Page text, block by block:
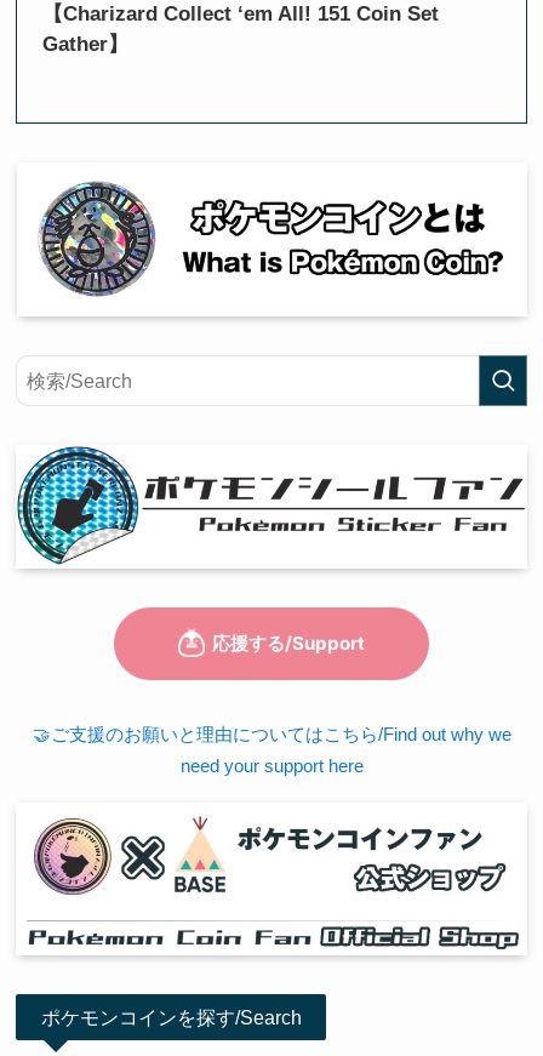
【Charizard Collect ‘em All! 151 Coin Set
Gather】
🤝ご支援のお願いと理由についてはこちら/Find out why we
need your support here
ポケモンコインを探す/Search